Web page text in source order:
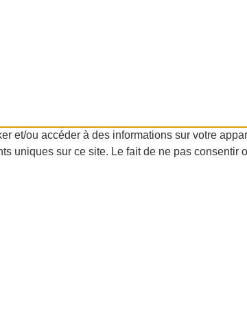
et/ou accéder à des informations sur votre
uniques sur ce site. Le fait de ne pas consentir